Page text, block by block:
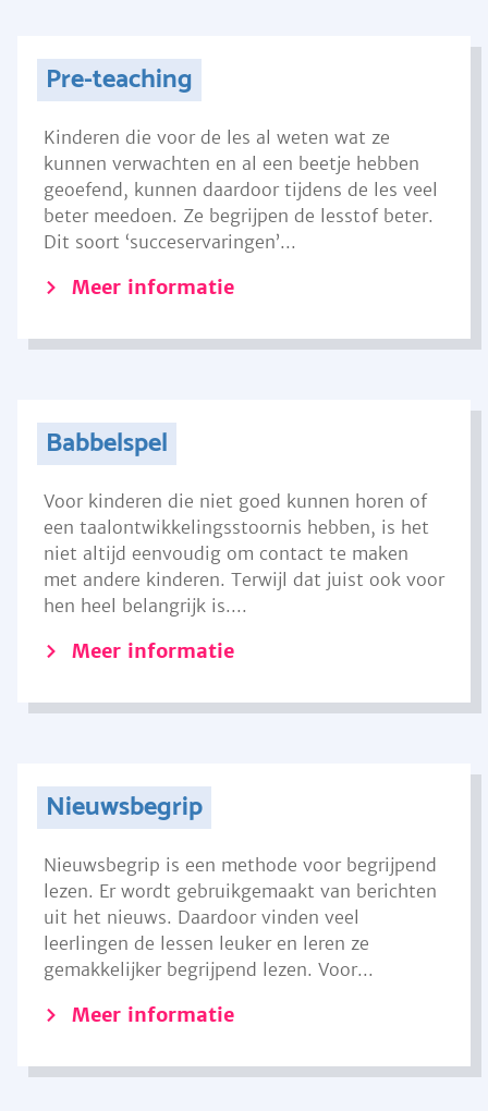
Pre-teaching
Kinderen die voor de les al weten wat ze
kunnen verwachten en al een beetje hebben
geoefend, kunnen daardoor tijdens de les veel
beter meedoen. Ze begrijpen de lesstof beter.
Dit soort ‘succeservaringen’...
Meer informatie
Babbelspel
Voor kinderen die niet goed kunnen horen of
een taalontwikkelingsstoornis hebben, is het
niet altijd eenvoudig om contact te maken
met andere kinderen. Terwijl dat juist ook voor
hen heel belangrijk is....
Meer informatie
Nieuwsbegrip
Nieuwsbegrip is een methode voor begrijpend
lezen. Er wordt gebruikgemaakt van berichten
uit het nieuws. Daardoor vinden veel
leerlingen de lessen leuker en leren ze
gemakkelijker begrijpend lezen. Voor...
Meer informatie